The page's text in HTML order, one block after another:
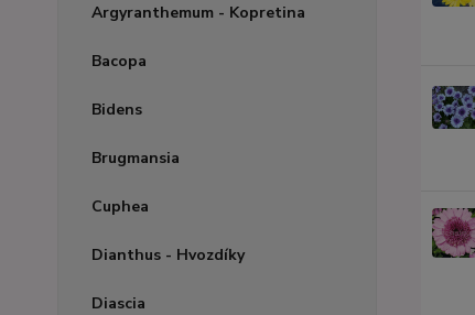
Argyranthemum - Kopretina
Bacopa
Bidens
Brugmansia
Cuphea
Dianthus - Hvozdíky
Diascia